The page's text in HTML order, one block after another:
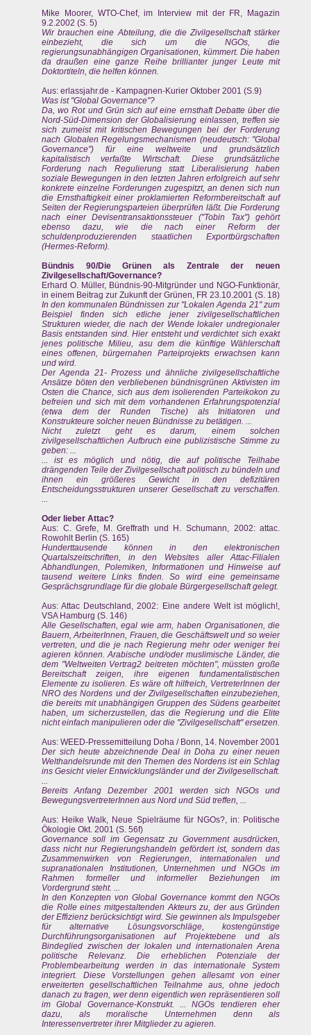
Mike Moorer, WTO-Chef, im Interview mit der FR, Magazin
9.2.2002 (S. 5)
Wir brauchen eine Abteilung, die die Zivilgesellschaft stärker
einbezieht, die sich um die NGOs, die
regierungsunabhängigen Organisationen, kümmert. Die haben
da draußen eine ganze Reihe brillianter junger Leute mit
Doktortiteln, die helfen können.
Aus: erlassjahr.de - Kampagnen-Kurier Oktober 2001 (S.9)
Was ist "Global Governance"?
Da, wo Rot und Grün sich auf eine ernsthaft Debatte über die
Nord-Süd-Dimension der Globalisierung einlassen, treffen sie
sich zumeist mit kritischen Bewegungen bei der Forderung
nach Globalen Regelungsmechanismen (neudeutsch: "Global
Governance") für eine weltweite und grundsätzlich
kapitalistisch verfaßte Wirtschaft. Diese grundsätzliche
Forderung nach Regulierung statt Liberalisierung haben
soziale Bewegungen in den letzten Jahren erfolgreich auf sehr
konkrete einzelne Forderungen zugespitzt, an denen sich nun
die Ernsthaftigkeit einer proklamierten Reformbereitschaft auf
Seiten der Regierungsparteien überprüfen läßt. Die Forderung
nach einer Devisentransaktionssteuer ("Tobin Tax") gehört
ebenso dazu, wie die nach einer Reform der
schuldenproduzierenden staatlichen Exportbürgschaften
(Hermes-Reform).
Bündnis 90/Die Grünen als Zentrale der neuen
Zivilgesellschaft/Governance?
Erhard O. Müller, Bündnis-90-Mitgründer und NGO-Funktionär,
in einem Beitrag zur Zukunft der Grünen, FR 23.10.2001 (S. 18)
In den kommunalen Bündnissen zur "Lokalen Agenda 21" zum
Beispiel finden sich etliche jener zivilgesellschaftlichen
Strukturen wieder, die nach der Wende lokaler undregionaler
Basis entstanden sind. Hier entsteht und verdichtet sich exakt
jenes politische Milieu, asu dem die künftige Wählerschaft
eines offenen, bürgernahen Parteiprojekts erwachsen kann
und wird.
Der Agenda 21- Prozess und ähnliche zivilgesellschaftliche
Ansätze böten den verbliebenen bündnisgrünen Aktivisten im
Osten die Chance, sich aus dem isolierenden Parteikokon zu
befreien und sich mit dem vorhandenen Erfahrungspotenzial
(etwa dem der Runden Tische) als Initiatoren und
Konstrukteure solcher neuen Bündnisse zu betätigen. ...
Nicht zuletzt geht es darum, einem solchen
zivilgesellschaftlichen Aufbruch eine publizistische Stimme zu
geben: ...
... ist es möglich und nötig, die auf politische Teilhabe
drängenden Teile der Zivilgesellschaft politisch zu bündeln und
ihnen ein größeres Gewicht in den defizitären
Entscheidungsstrukturen unserer Gesellschaft zu verschaffen.
...
Oder lieber Attac?
Aus: C. Grefe, M. Greffrath und H. Schumann, 2002: attac.
Rowohlt Berlin (S. 165)
Hunderttausende können in den elektronischen
Quartalszeitschriften, in den Websites aller Attac-Filialen
Abhandlungen, Polemiken, Informationen und Hinweise auf
tausend weitere Links finden. So wird eine gemeinsame
Gesprächsgrundlage für die globale Bürgergesellschaft gelegt.
Aus: Attac Deutschland, 2002: Eine andere Welt ist möglich!,
VSA Hamburg (S. 146)
Alle Gesellschaften, egal wie arm, haben Organisationen, die
Bauern, ArbeiterInnen, Frauen, die Geschäftswelt und so weier
vertreten, und die je nach Regierung mehr oder weniger frei
agieren können. Arabische und/oder muslimische Länder, die
dem "Weltweiten Vertrag2 beitreten möchten", müssten große
Bereitschaft zeigen, ihre eigenen fundamentalistischen
Elemente zu isolieren. Es wäre oft hilfreich, VertreterInnen der
NRO des Nordens und der Zivilgesellschaften einzubeziehen,
die bereits mit unabhängigen Gruppen des Südens gearbeitet
haben, um sicherzustellen, das die Regierung und die Elite
nicht einfach manipulieren oder die "Zivilgesellschaft" ersetzen.
Aus: WEED-Pressemitteilung Doha / Bonn, 14. November 2001
Der sich heute abzeichnende Deal in Doha zu einer neuen
Welthandelsrunde mit den Themen des Nordens ist ein Schlag
ins Gesicht vieler Entwicklungsländer und der Zivilgesellschaft.
...
Bereits Anfang Dezember 2001 werden sich NGOs und
BewegungsvertreterInnen aus Nord und Süd treffen, ...
Aus: Heike Walk, Neue Spielräume für NGOs?, in: Politische
Ökologie Okt. 2001 (S. 56f)
Governance soll im Gegensatz zu Government ausdrücken,
dass nicht nur Regierungshandeln gefördert ist, sondern das
Zusammenwirken von Regierungen, internationalen und
supranationalen Institutionen, Unternehmen und NGOs im
Rahmen formeller und informeller Beziehungen im
Vordergrund steht. ...
In den Konzepten von Global Governance kommt den NGOs
die Rolle eines mitgestaltenden Akteurs zu, der aus Gründen
der Effizienz berücksichtigt wird. Sie gewinnen als Impulsgeber
für alternative Lösungsvorschläge, kostengünstige
Durchführungsorganisationen auf Projektebene und als
Bindeglied zwischen der lokalen und internationalen Arena
politische Relevanz. Die erheblichen Potenziale der
Problembearbeitung werden in das internationale System
integriert. Diese Vorstellungen gehen allesamt von einer
erweiterten gesellschaftlichen Teilnahme aus, ohne jedoch
danach zu fragen, wer denn eigentlich wen repräsentieren soll
im Global Governance-Konstrukt. ... NGOs tendieren eher
dazu, als moralische Unternehmen denn als
Interessenvertreter ihrer Mitglieder zu agieren.